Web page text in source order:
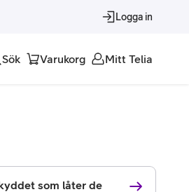
Logga in
Sök Varukorg Mitt Telia
som låter de